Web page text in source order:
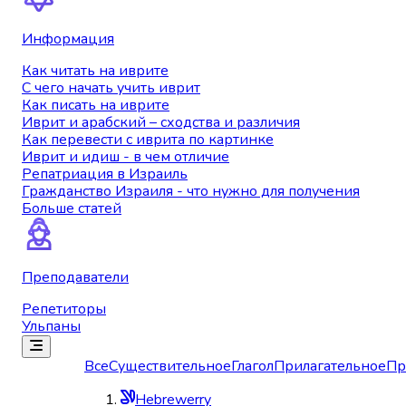
Информация
Как читать на иврите
С чего начать учить иврит
Как писать на иврите
Иврит и арабский – сходства и различия
Как перевести с иврита по картинке
Иврит и идиш - в чем отличие
Репатриация в Израиль
Гражданство Израиля - что нужно для получения
Больше статей
Преподаватели
Репетиторы
Ульпаны
ВсеСуществительноеГлаголПрилагательное
Hebrewerry